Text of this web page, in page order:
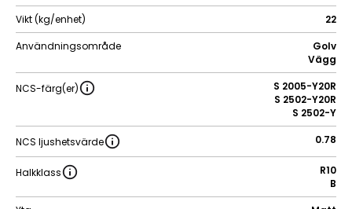
Vikt (kg/enhet)
22
Användningsområde
Golv
Vägg
NCS-färg(er)
S 2005-Y20R
S 2502-Y20R
S 2502-Y
NCS ljushetsvärde 0.78
Halkklass
R10
B